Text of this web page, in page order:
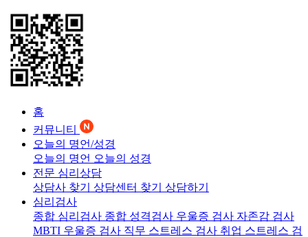
홈
커뮤니티
오늘의 명언/성경
오늘의 명언 오늘의 성경
전문 심리상담
상담사 찾기 상담센터 찾기 상담하기
심리검사
종합 심리검사 종합 성격검사 우울증 검사 자존감 검사
MBTI 우울증 검사 직무 스트레스 검사 취업 스트레스 검